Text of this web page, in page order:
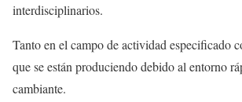
interdisciplinarios.
Tanto en el campo de actividad especificado
que se están produciendo debido al entorno
cambiante.